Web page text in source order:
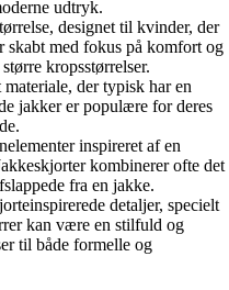
udtryk.
designet til kvinder, der
skabt med fokus på komfort og
kropsstørrelser.
der typisk har en
jakker er populære for deres
inspireret af en
kombinerer ofte det
fra en jakke.
detaljer, specielt
kan være en stilfuld og
til både formelle og